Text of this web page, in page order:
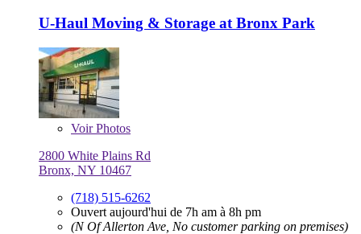
U-Haul Moving & Storage at Bronx Park
VoirPhotos
2800 White Plains Rd
Bronx, NY 10467
(718) 515-6262
Ouvert aujourd'hui de 7h am à 8h pm
(N Of Allerton Ave, No customer parking on premises)